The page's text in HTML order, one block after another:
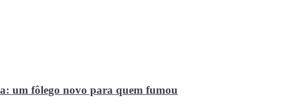
um fôlego novo para quem fumou